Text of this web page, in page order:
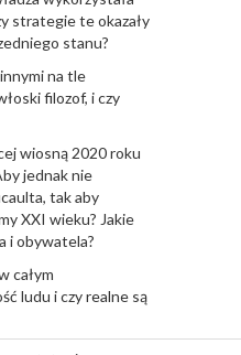
strategie te okazały
stanu?
na tle
filozof, i czy
wiosną 2020 roku
jednak nie
tak aby
XXI wieku? Jakie
i obywatela?
całym
ludu i czy realne są